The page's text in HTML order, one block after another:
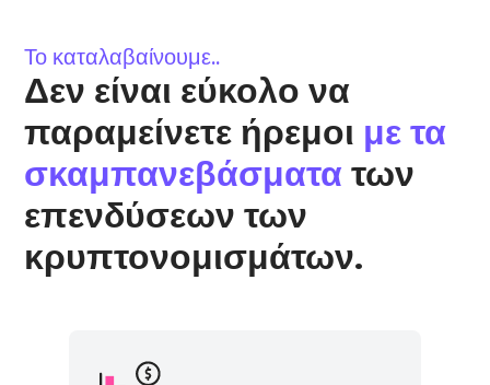
Το καταλαβαίνουμε..
Δεν είναι εύκολο να
παραμείνετε ήρεμοι με τα
σκαμπανεβάσματα των
επενδύσεων των
κρυπτονομισμάτων.